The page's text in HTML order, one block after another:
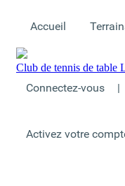
Accueil
Club de tennis de
Connectez-vous |
Activez votre